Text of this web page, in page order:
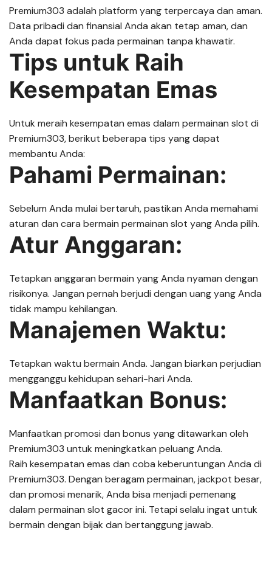
Premium303 adalah platform yang terpercaya dan aman.
Data pribadi dan finansial Anda akan tetap aman, dan
Anda dapat fokus pada permainan tanpa khawatir.
Tips untuk Raih
Kesempatan Emas
Untuk meraih kesempatan emas dalam permainan slot di
Premium303, berikut beberapa tips yang dapat
membantu Anda:
Pahami Permainan:
Sebelum Anda mulai bertaruh, pastikan Anda memahami
aturan dan cara bermain permainan slot yang Anda pilih.
Atur Anggaran:
Tetapkan anggaran bermain yang Anda nyaman dengan
risikonya. Jangan pernah berjudi dengan uang yang Anda
tidak mampu kehilangan.
Manajemen Waktu:
Tetapkan waktu bermain Anda. Jangan biarkan perjudian
mengganggu kehidupan sehari-hari Anda.
Manfaatkan Bonus:
Manfaatkan promosi dan bonus yang ditawarkan oleh
Premium303 untuk meningkatkan peluang Anda.
Raih kesempatan emas dan coba keberuntungan Anda di
Premium303. Dengan beragam permainan, jackpot besar,
dan promosi menarik, Anda bisa menjadi pemenang
dalam permainan slot gacor ini. Tetapi selalu ingat untuk
bermain dengan bijak dan bertanggung jawab.